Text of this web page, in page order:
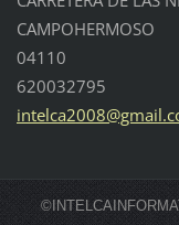
CAMPOHERMOSO
04110
620032795
intelca2008@gmai